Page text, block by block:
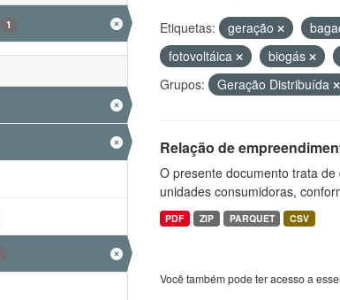
1 Etiquetas: geração
fotovoltáica
biogás
Grupos:
Geração Distribuída
Relação de
O presente documento trata
unidades consumidoras,
PDF ZIP PARQUET CSV
Você também pode ter acesso a